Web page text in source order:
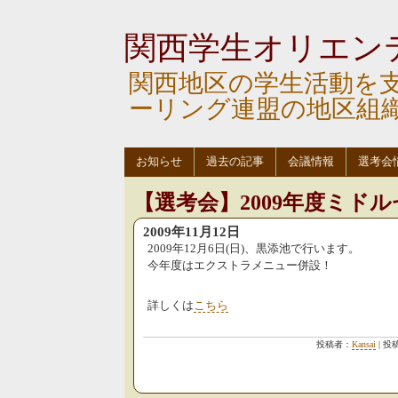
関西学生オリエン
関西地区の学生活動を
ーリング連盟の地区組
お知らせ 過去の記事 会議情報 選考会
【選考会】2009年度ミド
2009年11月12日
2009年12月6日(日)、黒添池で行います。
今年度はエクストラメニュー併設！
詳しくは こちら
投稿者： Kansai | 投